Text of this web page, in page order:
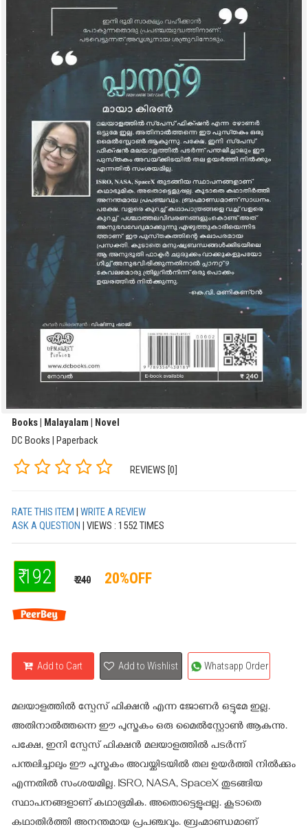
Books | Malayalam | Novel
DC Books | Paperback
REVIEWS [0]
RATE THIS ITEM
WRITE A REVIEW
ASK A QUESTION
| VIEWS : 1552 TIMES
₹ 192 ₹ 240 20%OFF
Add to Cart Add to Wishlist Whatsapp Order
മലയാളത്തിൽ സ്പേസ് ഫിക്ഷൻ എന്ന ജോണർ ഒട്ടുമേ ഇല്ല.
അതിനാൽത്തന്നെ ഈ പുസ്തകം ഒരു മൈൽസ്റ്റോൺ ആകുന്നു.
പക്ഷേ, ഇനി സ്പേസ് ഫിക്ഷൻ മലയാളത്തിൽ പടർന്ന്
പന്തലിച്ചാലും ഈ പുസ്തകം അവയ്ക്കിടയിൽ തല ഉയർത്തി നിൽക്കും
എന്നതിൽ സംശയമില്ല. ISRO, NASA, SpaceX തുടങ്ങിയ
സ്ഥാപനങ്ങളാണ് കഥാഭൂമിക. അതൊട്ടെളുപ്പല്ല. കൂടാതെ
കഥാതിർത്തി അനന്തമായ പ്രപഞ്ചവും. ബ്രഹ്മാണ്ഡമാണ്